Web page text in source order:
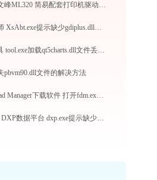
必看！方正文峰ML320 简易配套打印机驱动下载与安装的正确姿势
广告拦截大师 XsAbt.exe提示缺少gdiplus.dll文件的解决办法
光明flash工具 tool.exe加载qt5charts.dll文件丢失处理办法
pbvm90.dll文件的解决方法
Free Download Manager下载软件 打开fdm.exe找不到libcrypto-1_1-x64.dll怎么办
Altium Protel DXP数据平台 dxp.exe提示缺少msvcr100.dll文件的解决办法